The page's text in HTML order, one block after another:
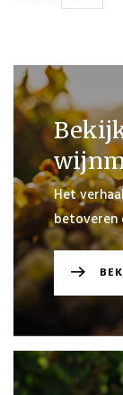
Loire (1)
Het
betoveren